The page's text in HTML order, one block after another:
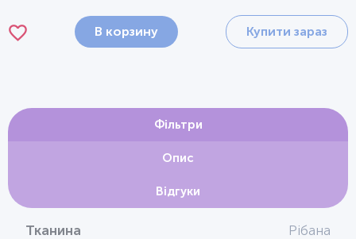
В корзину Купити зараз
Фільтри
Опис
Відгуки
Тканина Рібана